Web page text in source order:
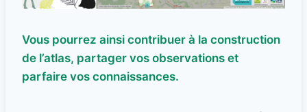
Vous pourrez ainsi contribuer à la construction
de l’atlas, partager vos observations et
parfaire vos connaissances.